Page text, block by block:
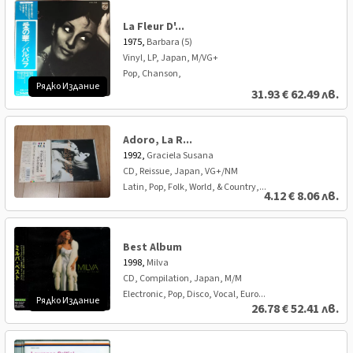
Рядко Издание
La Fleur D'...
1975, Barbara (5)
Vinyl, LP, Japan, M/VG+
Pop, Chanson,
31.93€62.49 лв.
Adoro, La R...
1992, Graciela Susana
CD, Reissue, Japan, VG+/NM
Latin, Pop, Folk, World, & Country,...
4.12€8.06 лв.
Рядко Издание
Best Album
1998, Milva
CD, Compilation, Japan, M/M
Electronic, Pop, Disco, Vocal, Euro...
26.78€52.41 лв.